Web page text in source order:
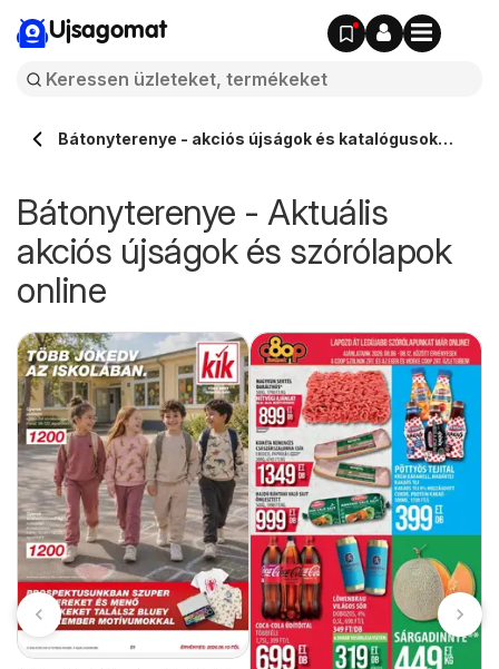
Ujsagomat
Bátonyterenye - akciós újságok és katalógusok
Bátonyterenye - Aktuális
akciós újságok és szórólapok
online